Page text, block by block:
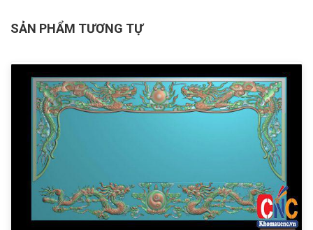
SẢN PHẨM TƯƠNG TỰ